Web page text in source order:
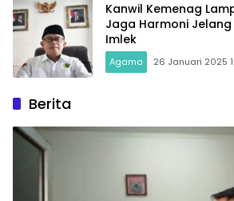
Kanwil Kemenag
Jaga Harmoni
Imlek
Agama 26 Januari 2025
Berita